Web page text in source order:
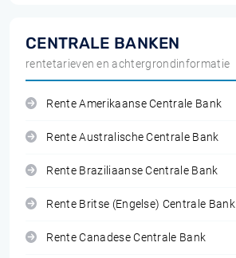
CENTRALE BANKEN
rentetarieven en achtergrondinformatie
Rente Amerikaanse Centrale Bank
Rente Australische Centrale Bank
Rente Braziliaanse Centrale Bank
Rente Britse (Engelse) Centrale Bank
Rente Canadese Centrale Bank